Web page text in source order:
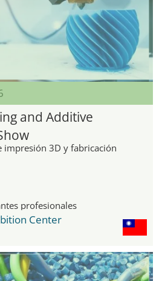
and Additive
impresión 3D y fabricación
profesionales
Center